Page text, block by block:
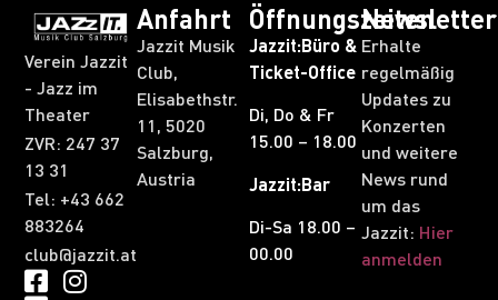
Verein Jazzit
- Jazz im
Theater
ZVR: 247 37
13 31​
Tel: +43 662
883264
club@jazzit.at
Anfahrt
Jazzit Musik
Club,
Elisabethstr.
11, 5020
Salzburg,
Austria
Öffnungszeiten
Jazzit:Büro &
Ticket-Office
Di, Do & Fr
15.00 – 18.00
Jazzit:Bar
Di-Sa 18.00 –
00.00
Newsletter
Erhalte
regelmäßig
Updates zu
Konzerten
und weitere
News rund
um das
Jazzit: Hier
anmelden